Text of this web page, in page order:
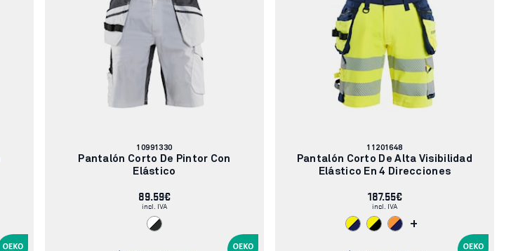
Número
artículo:
10991330
Pantalón Corto De Pintor Con
Elástico
89.59€
incl. IVA
Número
de
artículo:
11201648
Pantalón Corto De Alta Visibilidad
Elástico En 4 Direcciones
187.55€
incl. IVA
+